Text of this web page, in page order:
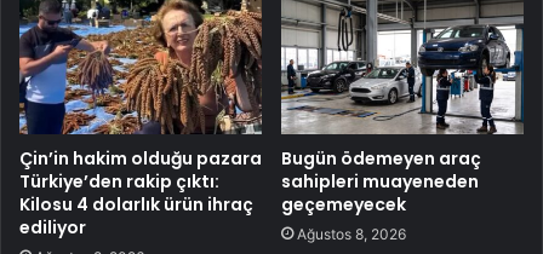
Çin’in hakim olduğu pazara
Türkiye’den rakip çıktı:
Kilosu 4 dolarlık ürün ihraç
ediliyor
Bugün ödemeyen araç
sahipleri muayeneden
geçemeyecek
Ağustos 8, 2026